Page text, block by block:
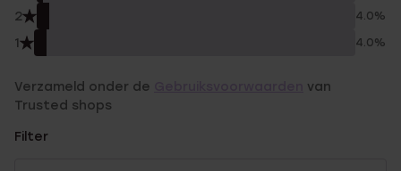
2 4.0%
1 4.0%
Verzameld onder de
van
Trusted shops
Filter